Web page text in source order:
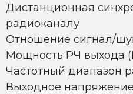
Дистанционная
радиоканалу
Отношение сигнал/
Мощность РЧ выхода
Частотный диапазон
Выходное